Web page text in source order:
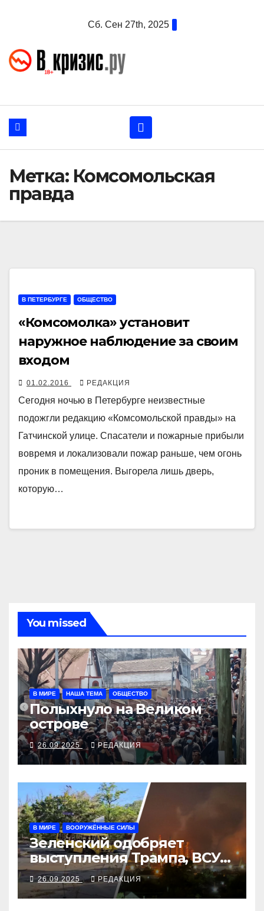
Сб. Сен 27th, 2025
Метка: Комсомольская
правда
В ПЕТЕРБУРГЕ ОБЩЕСТВО
«Комсомолка» установит
наружное наблюдение за своим
входом
01.02.2016 РЕДАКЦИЯ
Сегодня ночью в Петербурге неизвестные
подожгли редакцию «Комсомольской правды» на
Гатчинской улице. Спасатели и пожарные прибыли
вовремя и локализовали пожар раньше, чем огонь
проник в помещения. Выгорела лишь дверь,
которую…
You missed
В МИРЕ НАША ТЕМА ОБЩЕСТВО
Полыхнуло на Великом
острове
26.09.2025 РЕДАКЦИЯ
В МИРЕ ВООРУЖЁННЫЕ СИЛЫ
Зеленский одобряет
выступления Трампа, ВСУ
закрыли Добропольский
рубеж
26.09.2025 РЕДАКЦИЯ